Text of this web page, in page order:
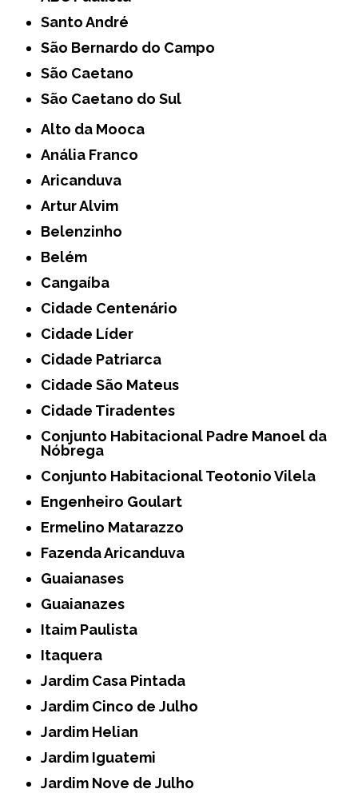
Santo André
São Bernardo do Campo
São Caetano
São Caetano do Sul
Alto da Mooca
Anália Franco
Aricanduva
Artur Alvim
Belenzinho
Belém
Cangaíba
Cidade Centenário
Cidade Líder
Cidade Patriarca
Cidade São Mateus
Cidade Tiradentes
Conjunto Habitacional Padre Manoel da
Nóbrega
Conjunto Habitacional Teotonio Vilela
Engenheiro Goulart
Ermelino Matarazzo
Fazenda Aricanduva
Guaianases
Guaianazes
Itaim Paulista
Itaquera
Jardim Casa Pintada
Jardim Cinco de Julho
Jardim Helian
Jardim Iguatemi
Jardim Nove de Julho